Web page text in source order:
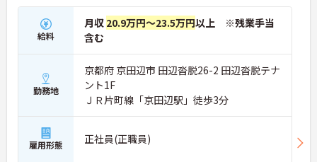
給料
月収 20.9万円～23.5万円以上 ※残業手当
含む
勤務地
京都府 京田辺市 田辺沓脱26-2 田辺沓脱テナ
ント1F
ＪＲ片町線「京田辺駅」徒歩3分
雇用形態 正社員(正職員)